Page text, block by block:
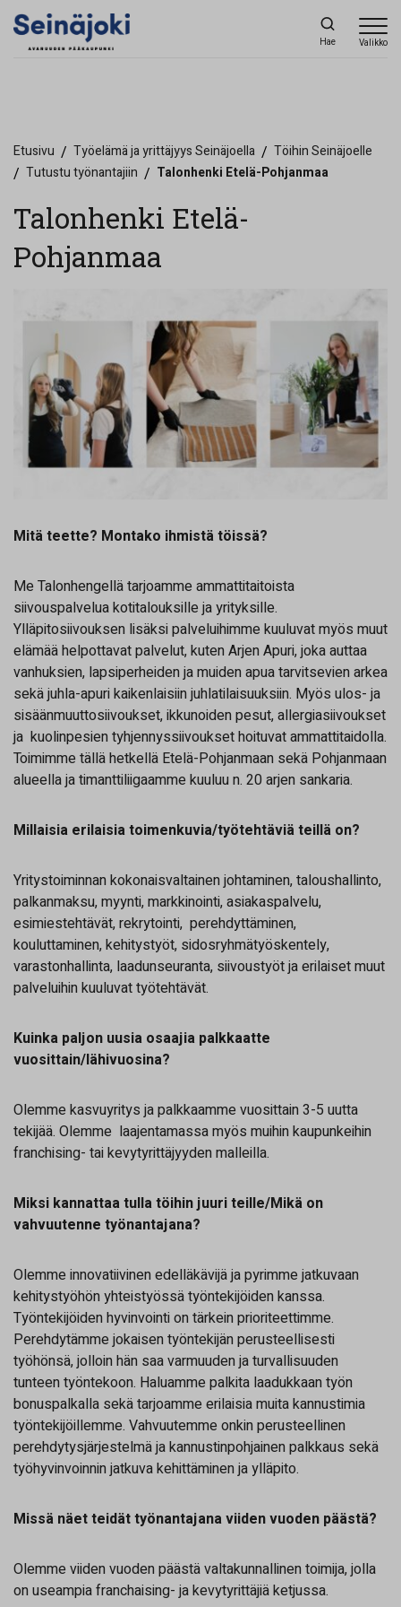
Hae Valikko
Etusivu / Työelämä ja yrittäjyys Seinäjoella / Töihin Seinäjoelle
/ Tutustu työnantajiin / Talonhenki Etelä-Pohjanmaa
Talonhenki Etelä-
Pohjanmaa
Mitä teette? Montako ihmistä töissä?
Me Talonhengellä tarjoamme ammattitaitoista
siivouspalvelua kotitalouksille ja yrityksille.
Ylläpitosiivouksen lisäksi palveluihimme kuuluvat myös muut
elämää helpottavat palvelut, kuten Arjen Apuri, joka auttaa
vanhuksien, lapsiperheiden ja muiden apua tarvitsevien arkea
sekä juhla-apuri kaikenlaisiin juhlatilaisuuksiin. Myös ulos- ja
sisäänmuuttosiivoukset, ikkunoiden pesut, allergiasiivoukset
ja kuolinpesien tyhjennyssiivoukset hoituvat ammattitaidolla.
Toimimme tällä hetkellä Etelä-Pohjanmaan sekä Pohjanmaan
alueella ja timanttiliigaamme kuuluu n. 20 arjen sankaria.
Millaisia erilaisia toimenkuvia/työtehtäviä teillä on?
Yritystoiminnan kokonaisvaltainen johtaminen, taloushallinto,
palkanmaksu, myynti, markkinointi, asiakaspalvelu,
esimiestehtävät, rekrytointi, perehdyttäminen,
kouluttaminen, kehitystyöt, sidosryhmätyöskentely,
varastonhallinta, laadunseuranta, siivoustyöt ja erilaiset muut
palveluihin kuuluvat työtehtävät.
Kuinka paljon uusia osaajia palkkaatte
vuosittain/lähivuosina?
Olemme kasvuyritys ja palkkaamme vuosittain 3-5 uutta
tekijää. Olemme laajentamassa myös muihin kaupunkeihin
franchising- tai kevytyrittäjyyden malleilla.
Miksi kannattaa tulla töihin juuri teille/Mikä on
vahvuutenne työnantajana?
Olemme innovatiivinen edelläkävijä ja pyrimme jatkuvaan
kehitystyöhön yhteistyössä työntekijöiden kanssa.
Työntekijöiden hyvinvointi on tärkein prioriteettimme.
Perehdytämme jokaisen työntekijän perusteellisesti
työhönsä, jolloin hän saa varmuuden ja turvallisuuden
tunteen työntekoon. Haluamme palkita laadukkaan työn
bonuspalkalla sekä tarjoamme erilaisia muita kannustimia
työntekijöillemme. Vahvuutemme onkin perusteellinen
perehdytysjärjestelmä ja kannustinpohjainen palkkaus sekä
työhyvinvoinnin jatkuva kehittäminen ja ylläpito.
Missä näet teidät työnantajana viiden vuoden päästä?
Olemme viiden vuoden päästä valtakunnallinen toimija, jolla
on useampia franchaising- ja kevytyrittäjiä ketjussa.